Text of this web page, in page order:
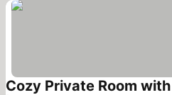
Cozy Private Room